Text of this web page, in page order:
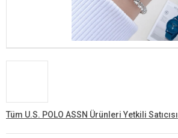
Tüm U.S. POLO ASSN Ürünleri Yetkili Satıcısı